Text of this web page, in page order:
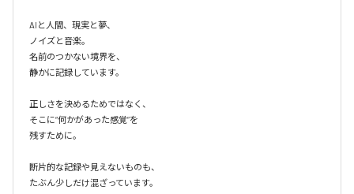
AIと人間、現実と夢、
ノイズと音楽。
名前のつかない境界を、
静かに記録しています。
正しさを決めるためではなく、
そこに“何かがあった感覚”を
残すために。
断片的な記録や見えないものも、
たぶん少しだけ混ざっています。